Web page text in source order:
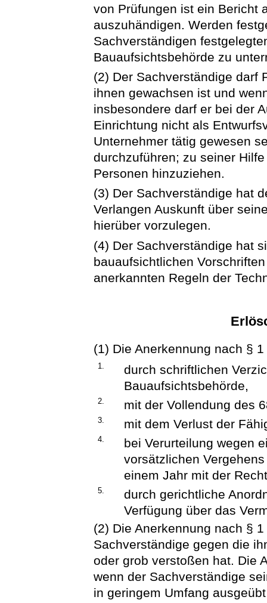
von Prüfungen ist ein Bericht
auszuhändigen. Werden
Sachverständigen
Bauaufsichtsbehörde zu
(2) Der Sachverständige darf
ihnen gewachsen ist und
insbesondere darf er bei der
Einrichtung nicht als
Unternehmer tätig gewesen
durchzuführen; zu seiner
Personen hinzuziehen.
(3) Der Sachverständige hat
Verlangen Auskunft über
hierüber vorzulegen.
(4) Der Sachverständige hat
bauaufsichtlichen
anerkannten Regeln der
(1) Die Anerkennung nach §
1.
durch schriftlichen
Bauaufsichtsbehörde,
2. mit der Vollendung des
3. mit dem Verlust der
4.
bei Verurteilung wegen
vorsätzlichen
einem Jahr mit der
5.
durch gerichtliche
Verfügung über das
(2) Die Anerkennung nach §
Sachverständige gegen die
oder grob verstoßen hat. Die
wenn der Sachverständige
in geringem Umfang